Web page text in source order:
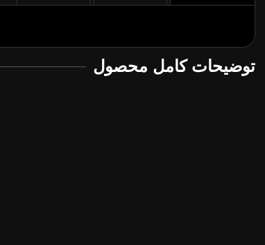
توضیحات کامل محصول